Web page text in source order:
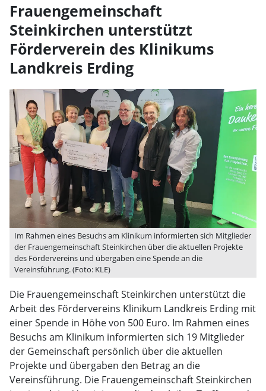
Frauengemeinschaft
Steinkirchen unterstützt
Förderverein des Klinikums
Landkreis Erding
Im Rahmen eines Besuchs am Klinikum informierten sich Mitglieder
der Frauengemeinschaft Steinkirchen über die aktuellen Projekte
des Fördervereins und übergaben eine Spende an die
Vereinsführung. (Foto: KLE)
Die Frauengemeinschaft Steinkirchen unterstützt die
Arbeit des Fördervereins Klinikum Landkreis Erding mit
einer Spende in Höhe von 500 Euro. Im Rahmen eines
Besuchs am Klinikum informierten sich 19 Mitglieder
der Gemeinschaft persönlich über die aktuellen
Projekte und übergaben den Betrag an die
Vereinsführung. Die Frauengemeinschaft Steinkirchen